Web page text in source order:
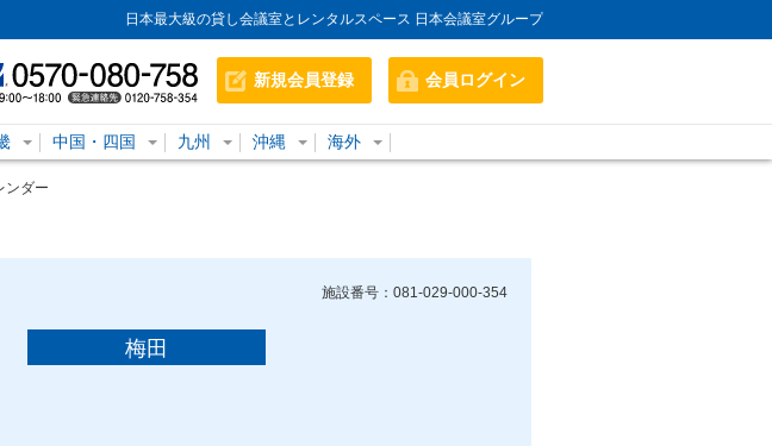
日本最大級の貸し会議室とレンタルスペース 日本会議室グループ
新規会員登録 会員ログイン
中国・四国 九州 沖縄 海外
ンダー
施設番号：081-029-000-354
梅田